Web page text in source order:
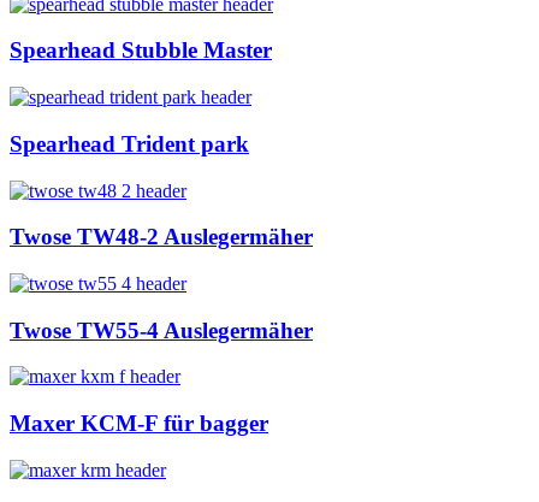
Spearhead Stubble Master
Spearhead Trident park
Twose TW48-2 Auslegermäher
Twose TW55-4 Auslegermäher
Maxer KCM-F für bagger